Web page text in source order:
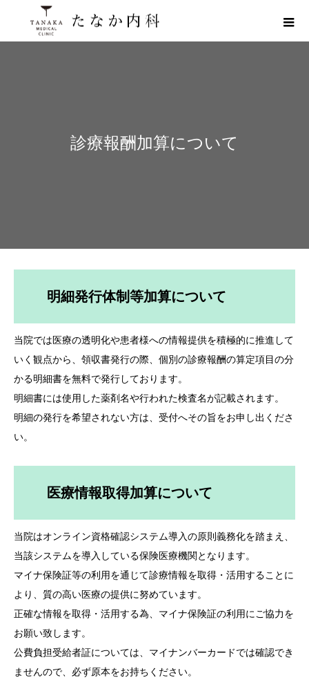
診療報酬加算について
明細発行体制等加算について
当院では医療の透明化や患者様への情報提供を積極的に推進して
いく観点から、領収書発行の際、個別の診療報酬の算定項目の分
かる明細書を無料で発行しております。
明細書には使用した薬剤名や行われた検査名が記載されます。
明細の発行を希望されない方は、受付へその旨をお申し出くださ
い。
医療情報取得加算について
当院はオンライン資格確認システム導入の原則義務化を踏まえ、
当該システムを導入している保険医療機関となります。
マイナ保険証等の利用を通じて診療情報を取得・活用することに
より、質の高い医療の提供に努めています。
正確な情報を取得・活用する為、マイナ保険証の利用にご協力を
お願い致します。
公費負担受給者証については、マイナンバーカードでは確認でき
ませんので、必ず原本をお持ちください。